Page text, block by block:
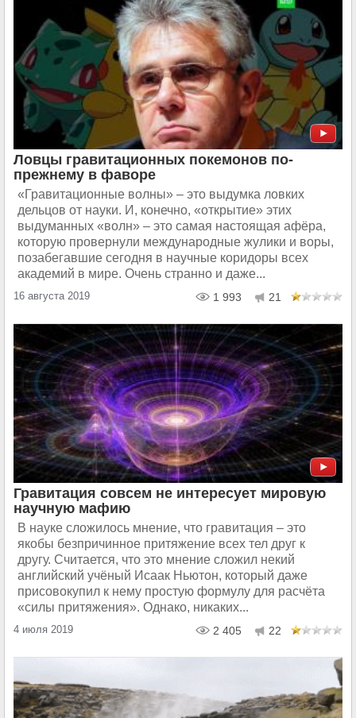
Ловцы гравитационных покемонов по-
прежнему в фаворе
«Гравитационные волны» – это выдумка ловких
дельцов от науки. И, конечно, «открытие» этих
выдуманных «волн» – это самая настоящая афёра,
которую провернули международные жулики и воры,
позабегавшие сегодня в научные коридоры всех
академий в мире. Очень странно и даже...
16 августа 2019 1 993 21
Гравитация совсем не интересует мировую
научную мафию
В науке сложилось мнение, что гравитация – это
якобы безпричинное притяжение всех тел друг к
другу. Считается, что это мнение сложил некий
английский учёный Исаак Ньютон, который даже
присовокупил к нему простую формулу для расчёта
«силы притяжения». Однако, никаких...
4 июля 2019 2 405 22